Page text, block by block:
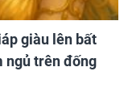
giàu lên bất
ngủ trên đống